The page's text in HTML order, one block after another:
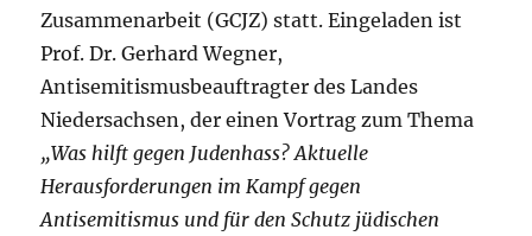
Zusammenarbeit (GCJZ) statt. Eingeladen ist
Prof. Dr. Gerhard Wegner,
Antisemitismusbeauftragter des Landes
Niedersachsen, der einen Vortrag zum Thema
„Was hilft gegen Judenhass? Aktuelle
Herausforderungen im Kampf gegen
Antisemitismus und für den Schutz jüdischen